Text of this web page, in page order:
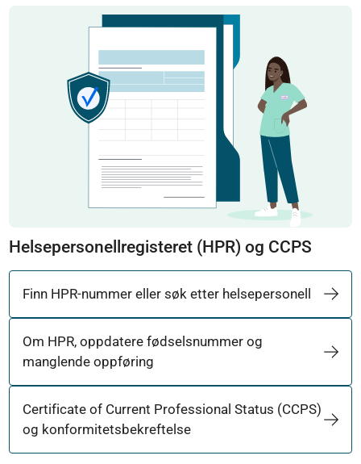
Helsepersonellregisteret (HPR) og CCPS
Finn HPR-nummer eller søk etter helsepersonell
Om HPR, oppdatere fødselsnummer og
manglende oppføring
Certificate of Current Professional Status (CCPS)
og konformitetsbekreftelse